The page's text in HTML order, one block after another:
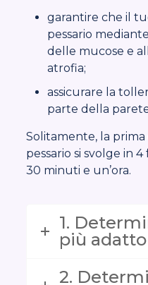
garantire che il
pessario
delle mucose e
atrofia;
assicurare la
parte della
Solitamente, la
pessario si svolge in
30 minuti e un’ora.
1.
più
2.